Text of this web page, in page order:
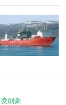
凌劍豪